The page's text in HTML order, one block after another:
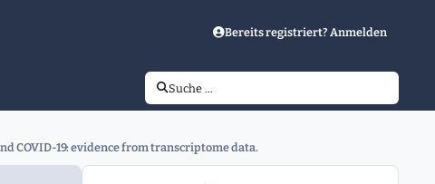
Bereits registriert? Anmelden
Suche …
COVID-19: evidence from transcriptome data.